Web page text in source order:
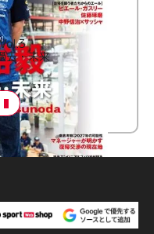
去・未来